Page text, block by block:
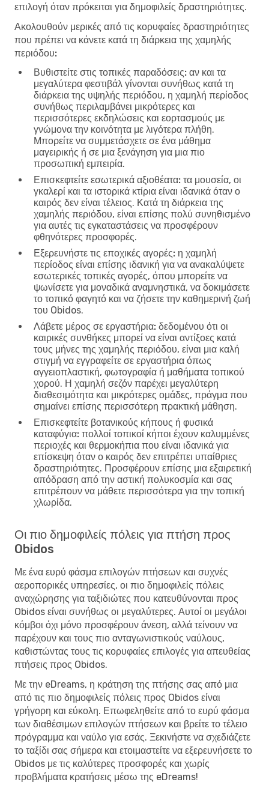
επιλογή όταν πρόκειται για δημοφιλείς δραστηριότητες.
Ακολουθούν μερικές από τις κορυφαίες δραστηριότητες
που πρέπει να κάνετε κατά τη διάρκεια της χαμηλής
περιόδου:
Βυθιστείτε στις τοπικές παραδόσεις: αν και τα
μεγαλύτερα φεστιβάλ γίνονται συνήθως κατά τη
διάρκεια της υψηλής περιόδου, η χαμηλή περίοδος
συνήθως περιλαμβάνει μικρότερες και
περισσότερες εκδηλώσεις και εορτασμούς με
γνώμονα την κοινότητα με λιγότερα πλήθη.
Μπορείτε να συμμετάσχετε σε ένα μάθημα
μαγειρικής ή σε μια ξενάγηση για μια πιο
προσωπική εμπειρία.
Επισκεφτείτε εσωτερικά αξιοθέατα: τα μουσεία, οι
γκαλερί και τα ιστορικά κτίρια είναι ιδανικά όταν ο
καιρός δεν είναι τέλειος. Κατά τη διάρκεια της
χαμηλής περιόδου, είναι επίσης πολύ συνηθισμένο
για αυτές τις εγκαταστάσεις να προσφέρουν
φθηνότερες προσφορές.
Εξερευνήστε τις εποχικές αγορές: η χαμηλή
περίοδος είναι επίσης ιδανική για να ανακαλύψετε
εσωτερικές τοπικές αγορές, όπου μπορείτε να
ψωνίσετε για μοναδικά αναμνηστικά, να δοκιμάσετε
το τοπικό φαγητό και να ζήσετε την καθημερινή ζωή
του Obidos.
Λάβετε μέρος σε εργαστήρια: δεδομένου ότι οι
καιρικές συνθήκες μπορεί να είναι αντίξοες κατά
τους μήνες της χαμηλής περιόδου, είναι μια καλή
στιγμή να εγγραφείτε σε εργαστήρια όπως
αγγειοπλαστική, φωτογραφία ή μαθήματα τοπικού
χορού. Η χαμηλή σεζόν παρέχει μεγαλύτερη
διαθεσιμότητα και μικρότερες ομάδες, πράγμα που
σημαίνει επίσης περισσότερη πρακτική μάθηση.
Επισκεφτείτε βοτανικούς κήπους ή φυσικά
καταφύγια: πολλοί τοπικοί κήποι έχουν καλυμμένες
περιοχές και θερμοκήπια που είναι ιδανικά για
επίσκεψη όταν ο καιρός δεν επιτρέπει υπαίθριες
δραστηριότητες. Προσφέρουν επίσης μια εξαιρετική
απόδραση από την αστική πολυκοσμία και σας
επιτρέπουν να μάθετε περισσότερα για την τοπική
χλωρίδα.
Οι πιο δημοφιλείς πόλεις για πτήση προς
Obidos
Με ένα ευρύ φάσμα επιλογών πτήσεων και συχνές
αεροπορικές υπηρεσίες, οι πιο δημοφιλείς πόλεις
αναχώρησης για ταξιδιώτες που κατευθύνονται προς
Obidos είναι συνήθως οι μεγαλύτερες. Αυτοί οι μεγάλοι
κόμβοι όχι μόνο προσφέρουν άνεση, αλλά τείνουν να
παρέχουν και τους πιο ανταγωνιστικούς ναύλους,
καθιστώντας τους τις κορυφαίες επιλογές για απευθείας
πτήσεις προς Obidos.
Με την eDreams, η κράτηση της πτήσης σας από μια
από τις πιο δημοφιλείς πόλεις προς Obidos είναι
γρήγορη και εύκολη. Επωφεληθείτε από το ευρύ φάσμα
των διαθέσιμων επιλογών πτήσεων και βρείτε το τέλειο
πρόγραμμα και ναύλο για εσάς. Ξεκινήστε να σχεδιάζετε
το ταξίδι σας σήμερα και ετοιμαστείτε να εξερευνήσετε το
Obidos με τις καλύτερες προσφορές και χωρίς
προβλήματα κρατήσεις μέσω της eDreams!